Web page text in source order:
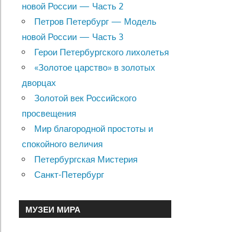
новой России — Часть 2
Петров Петербург — Модель
новой России — Часть 3
Герои Петербургского лихолетья
«Золотое царство» в золотых
дворцах
Золотой век Российского
просвещения
Мир благородной простоты и
спокойного величия
Петербургская Мистерия
Санкт-Петербург
МУЗЕИ МИРА